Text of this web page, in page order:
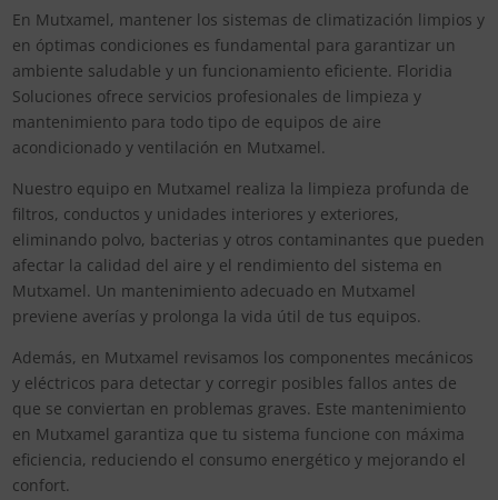
En Mutxamel, mantener los sistemas de climatización limpios y
en óptimas condiciones es fundamental para garantizar un
ambiente saludable y un funcionamiento eficiente. Floridia
Soluciones ofrece servicios profesionales de limpieza y
mantenimiento para todo tipo de equipos de aire
acondicionado y ventilación en Mutxamel.
Nuestro equipo en Mutxamel realiza la limpieza profunda de
filtros, conductos y unidades interiores y exteriores,
eliminando polvo, bacterias y otros contaminantes que pueden
afectar la calidad del aire y el rendimiento del sistema en
Mutxamel. Un mantenimiento adecuado en Mutxamel
previene averías y prolonga la vida útil de tus equipos.
Además, en Mutxamel revisamos los componentes mecánicos
y eléctricos para detectar y corregir posibles fallos antes de
que se conviertan en problemas graves. Este mantenimiento
en Mutxamel garantiza que tu sistema funcione con máxima
eficiencia, reduciendo el consumo energético y mejorando el
confort.